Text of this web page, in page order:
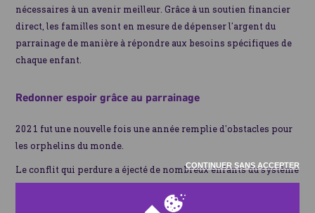
CONTINUER SANS ACCEPTER
nécessaires à un avenir meilleur. Grâce à un soutien financier
direct, les familles sont en mesure de dépenser l’argent du
parrainage de manière à répondre aux besoins spécifiques de
chaque enfant.
Redonner espoir grâce au parrainage
2021 fut une nouvelle fois une année remplie d’obstacles pour
les orphelins du monde.
Le conflit qui perdure a éjecté de nombreux enfants du système
scolaire, ce qui les pousse à se tourner vers le travail et les
empêche donc de poursuivre leur éducation. Leur vie scolaire a